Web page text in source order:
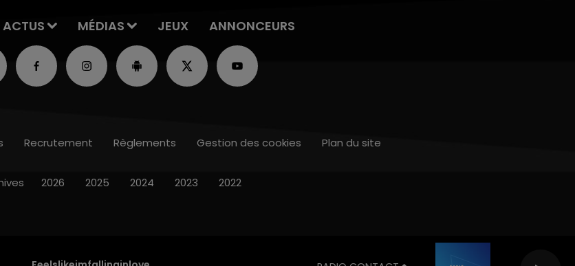
ACTUS MÉDIAS JEUX ANNONCEURS
Recrutement Règlements Gestion des cookies Plan du site
2026 2025 2024 2023 2022